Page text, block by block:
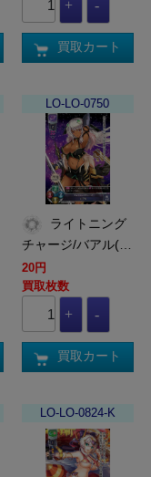
買取カート
LO-LO-0750
チャージ/バアル(…
20円
買取枚数
買取カート
LO-LO-0824-K